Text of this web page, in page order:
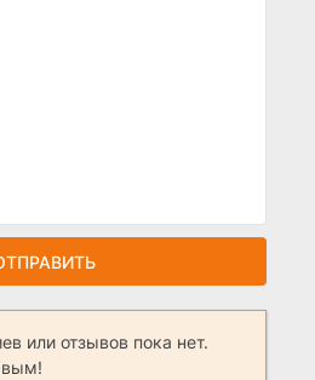
или отзывов пока нет.